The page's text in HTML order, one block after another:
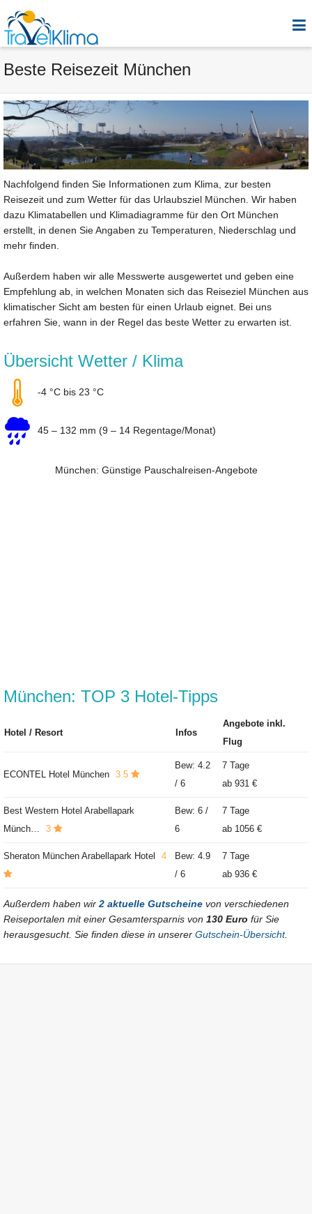
Beste Reisezeit München
Nachfolgend finden Sie Informationen zum Klima, zur besten
Reisezeit und zum Wetter für das Urlaubsziel München. Wir haben
dazu Klimatabellen und Klimadiagramme für den Ort München
erstellt, in denen Sie Angaben zu Temperaturen, Niederschlag und
mehr finden.
Außerdem haben wir alle Messwerte ausgewertet und geben eine
Empfehlung ab, in welchen Monaten sich das Reiseziel München aus
klimatischer Sicht am besten für einen Urlaub eignet. Bei uns
erfahren Sie, wann in der Regel das beste Wetter zu erwarten ist.
Übersicht Wetter / Klima
-4 °C bis 23 °C
45 – 132 mm (9 – 14 Regentage/Monat)
München: Günstige Pauschalreisen-Angebote
München: TOP 3 Hotel-Tipps
Hotel / Resort Infos
Angebote inkl.
Flug
ECONTEL Hotel München 3.5
Bew: 4.2
/ 6
7 Tage
ab 931 €
Best Western Hotel Arabellapark
Münch…
3
Bew: 6 /
6
7 Tage
ab 1056 €
Sheraton München Arabellapark Hotel 4
Bew: 4.9
/ 6
7 Tage
ab 936 €
Außerdem haben wir2 aktuelle Gutscheine von verschiedenen
Reiseportalen mit einer Gesamtersparnis von 130 Euro für Sie
herausgesucht. Sie finden diese in unserer Gutschein-Übersicht.